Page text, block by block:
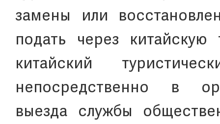
замены или
подать через китайскую
китайский
непосредственно в
выезда службы